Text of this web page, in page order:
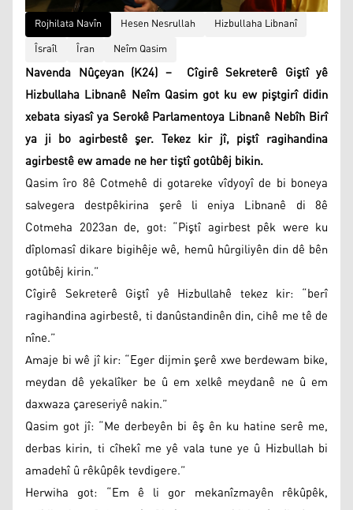
Rojhilata Navîn Hesen Nesrullah
Hizbullaha Libnanî
Îsraîl
Îran Neîm Qasim
Navenda Nûçeyan (K24) – Cîgirê Sekreterê Giştî yê
Hizbullaha Libnanê Neîm Qasim got ku ew piştgirî didin
xebata siyasî ya Serokê Parlamentoya Libnanê Nebîh Birî
ya ji bo agirbestê şer. Tekez kir jî, piştî ragihandina
agirbestê ew amade ne her tiştî gotûbêj bikin.
Qasim îro 8ê Cotmehê di gotareke vîdyoyî de bi boneya
salvegera destpêkirina şerê li eniya Libnanê di 8ê
Cotmeha 2023an de, got: “Piştî agirbest pêk were ku
dîplomasî dikare bigihêje wê, hemû hûrgiliyên din dê bên
gotûbêj kirin.”
Cîgirê Sekreterê Giştî yê Hizbullahê tekez kir: “berî
ragihandina agirbestê, ti danûstandinên din, cihê me tê de
nîne.”
Amaje bi wê jî kir: “Eger dijmin şerê xwe berdewam bike,
meydan dê yekalîker be û em xelkê meydanê ne û em
daxwaza çareseriyê nakin.”
Qasim got jî: “Me derbeyên bi êş ên ku hatine serê me,
derbas kirin, ti cîhekî me yê vala tune ye û Hizbullah bi
amadehî û rêkûpêk tevdigere.”
Herwiha got: “Em ê li gor mekanîzmayên rêkûpêk,